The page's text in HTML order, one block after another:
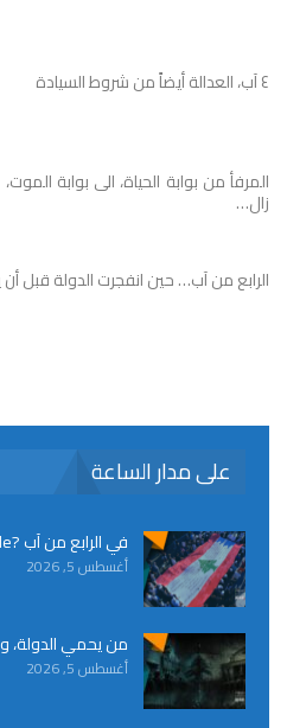
٤ آب، العدالة أيضاً من شروط السيادة
المرفأ من بوابة الحياة، الى بوابة
زال…
الرابع من آب… حين انفجرت الدولة قبل أن
على مدار الساعة
في الرابع من آب ?Que demande le peuple
أغسطس 5, 2026
من يحمي الدولة،
أغسطس 5, 2026